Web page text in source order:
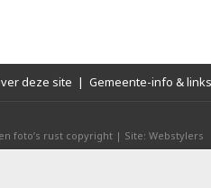
deze site | Gemeente-info & links
foto’s rust copyright | Site: Webstylers